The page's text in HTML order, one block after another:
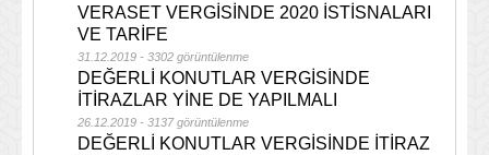
VERASET VERGİSİNDE 2020 İSTİSNALARI
VE TARİFE
31.12.2019 - 3302 görüntülenme
DEĞERLİ KONUTLAR VERGİSİNDE
İTİRAZLAR YİNE DE YAPILMALI
26.12.2019 - 3137 görüntülenme
DEĞERLİ KONUTLAR VERGİSİNDE İTİRAZ